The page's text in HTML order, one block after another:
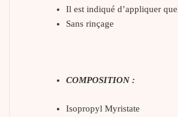
Il est indiqué d’appliquer
Sans rinçage
COMPOSITION :
Isopropyl Myristate